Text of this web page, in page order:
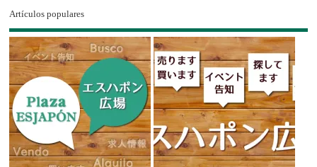
Artículos populares